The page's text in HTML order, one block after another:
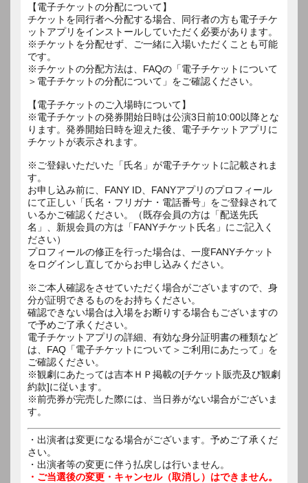
【電子チケットの分配について】
チケットを同行者へ分配する場合、同行者の方も電子チケ
ットアプリをインストールしていただく必要があります。
※チケットを分配せず、ご一緒に入場いただくことも可能
です。
※チケットの分配方法は、FAQの「電子チケットについて
＞電子チケットの分配について」をご確認ください。
【電子チケットのご入場時について】
※電子チケットの発券開始日時は公演3日前10:00以降とな
ります。発券開始日時を迎えた後、電子チケットアプリに
チケットが表示されます。
※ご登録いただいた「氏名」が電子チケットに記載されま
す。
お申し込み前に、FANY ID、FANYアプリのプロフィール
にて正しい「氏名・フリガナ・電話番号」をご登録されて
いるかご確認ください。（既存会員の方は「配送先氏
名」、新規会員の方は「FANYチケット氏名」にご記入く
ださい）
プロフィールの修正を行った場合は、一度FANYチケット
をログインし直してからお申し込みください。
※ご本人確認をさせていただく場合がございますので、身
分が証明できるものをお持ちください。
確認できない場合は入場をお断りする場合もございますの
で予めご了承ください。
電子チケットアプリの詳細、有効な身分証明書の種類など
は、FAQ「電子チケットについて＞ご利用にあたって」を
ご確認ください。
※観劇にあたっては吉本ＨＰ掲載の[チケット販売及び観劇
約款]に従います。
※前売券が完売した際には、当日券がない場合がございま
す。
・出演者は変更になる場合がございます。予めご了承くだ
さい。
・出演者等の変更に伴う払戻しは行いません。
・ご当選後の変更・キャンセル（取消し）はできません。